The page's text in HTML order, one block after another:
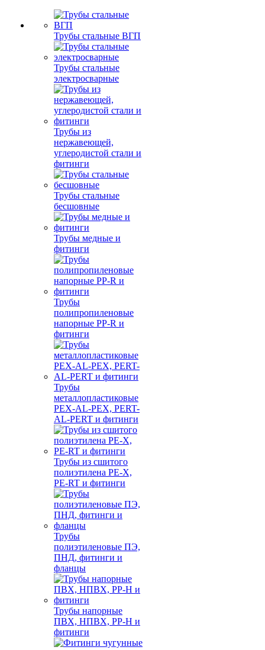
Трубы стальные ВГП
Трубы стальные
электросварные
Трубы из
нержавеющей,
углеродистой стали и
фитинги
Трубы стальные
бесшовные
Трубы медные и
фитинги
Трубы
полипропиленовые
напорные PP-R и
фитинги
Трубы
металлопластиковые
PEX-AL-PEX, PERT-
AL-PERT и фитинги
Трубы из сшитого
полиэтилена PE-X,
PE-RT и фитинги
Трубы
полиэтиленовые ПЭ,
ПНД, фитинги и
фланцы
Трубы напорные
ПВХ, НПВХ, PP-H и
фитинги